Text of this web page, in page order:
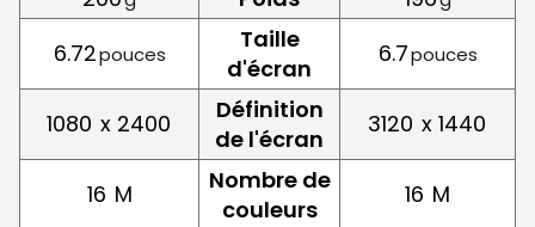
6.72pouces
Taille
d'écran
6.7pouces
1080 x 2400
Définition
de l'écran
3120 x 1440
16 M
Nombre de
couleurs
16 M